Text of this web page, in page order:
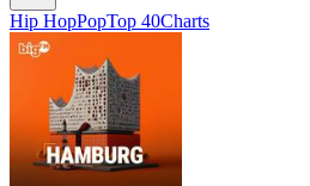
Hip HopPopTop 40Charts